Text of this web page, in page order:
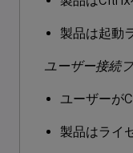
製品は起動
ユーザー接続
ユーザーが
製品はライ